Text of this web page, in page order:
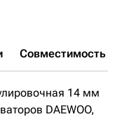
Совместимость
14 мм
DAEWOO,